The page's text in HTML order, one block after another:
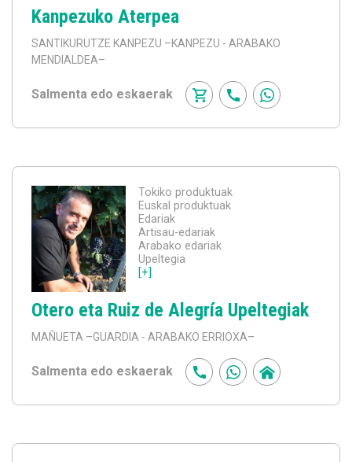
Kanpezuko Aterpea
SANTIKURUTZE KANPEZU –KANPEZU - ARABAKO
MENDIALDEA–
Salmenta edo eskaerak
Tokiko produktuak
Euskal produktuak
Edariak
Artisau-edariak
Arabako edariak
Upeltegia
[+]
Otero eta Ruiz de Alegría Upeltegiak
MAÑUETA –GUARDIA - ARABAKO ERRIOXA–
Salmenta edo eskaerak